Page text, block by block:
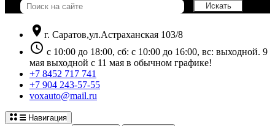
location_on г. Саратов,ул.Астраханская 103/8
schedule с 10:00 до 18:00, сб: с 10:00 до 16:00, вс: выходной. 9
мая выходной с 11 мая в обычном графике!
+7 8452 717 741
+7 904 243-57-55
voxauto@mail.ru
Навигация